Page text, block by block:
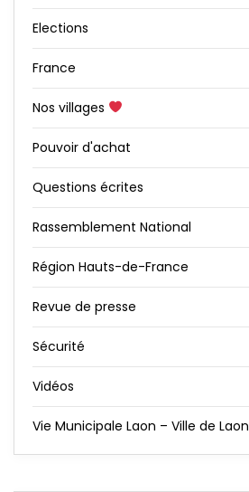
Elections
France
Nos villages
Pouvoir d'achat
Questions écrites
Rassemblement National
Région Hauts-de-France
Revue de presse
Sécurité
Vidéos
Vie Municipale Laon – Ville de Laon